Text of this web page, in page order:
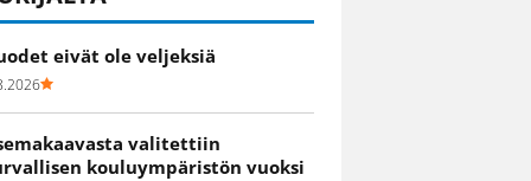
eivät ole veljeksiä
valitettiin
kouluympäristön vuoksi